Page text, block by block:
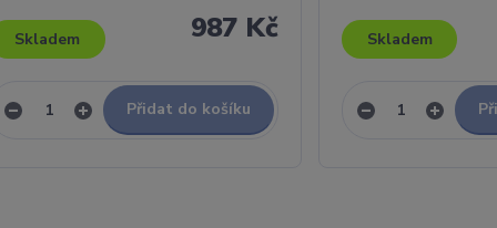
987 Kč
Skladem
Přidat do košíku
Skladem